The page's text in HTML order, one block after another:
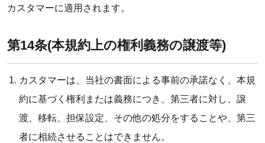
カスタマーに適用されます。
第14条(本規約上の権利義務の譲渡等)
カスタマーは、当社の書面による事前の承諾なく、本規
約に基づく権利または義務につき、第三者に対し、譲
渡、移転、担保設定、その他の処分をすることや、第三
者に相続させることはできません。